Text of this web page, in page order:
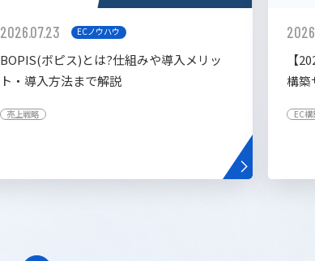
2026.07.23 ECノウハウ
BOPIS(ボピス)とは?仕組みや導入メリッ
ト・導入方法まで解説
売上戦略
【
構築
EC構